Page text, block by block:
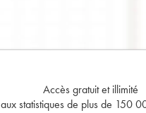
Accès gratuit et illimité
aux statistiques de plus de 150